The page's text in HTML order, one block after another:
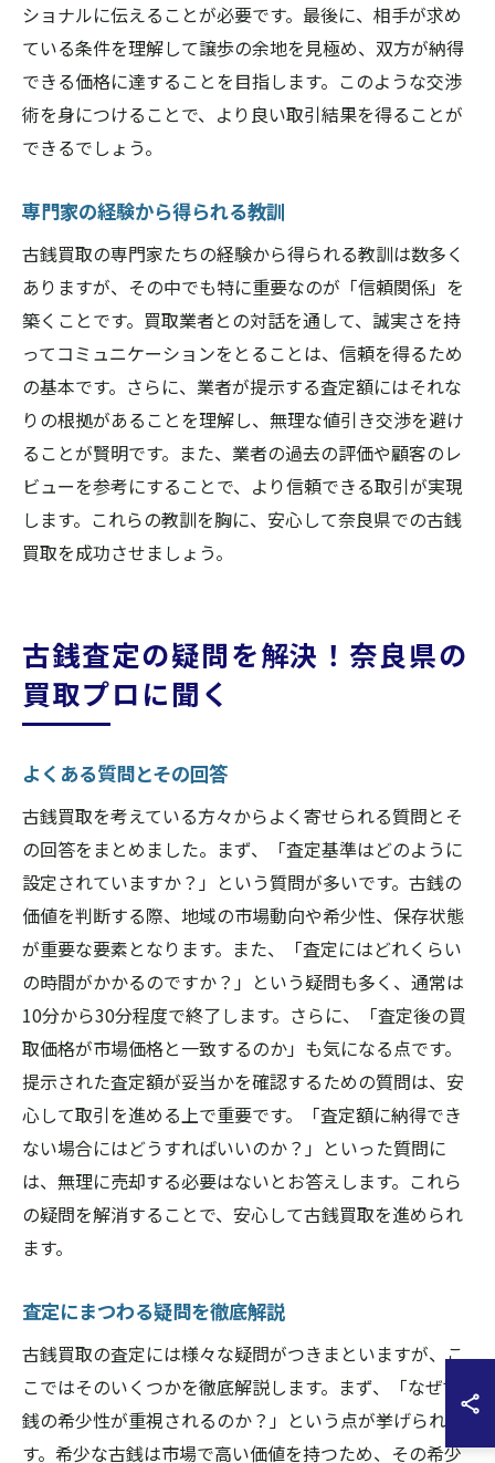
ショナルに伝えることが必要です。最後に、相手が求め
ている条件を理解して譲歩の余地を見極め、双方が納得
できる価格に達することを目指します。このような交渉
術を身につけることで、より良い取引結果を得ることが
できるでしょう。
専門家の経験から得られる教訓
古銭買取の専門家たちの経験から得られる教訓は数多く
ありますが、その中でも特に重要なのが「信頼関係」を
築くことです。買取業者との対話を通して、誠実さを持
ってコミュニケーションをとることは、信頼を得るため
の基本です。さらに、業者が提示する査定額にはそれな
りの根拠があることを理解し、無理な値引き交渉を避け
ることが賢明です。また、業者の過去の評価や顧客のレ
ビューを参考にすることで、より信頼できる取引が実現
します。これらの教訓を胸に、安心して奈良県での古銭
買取を成功させましょう。
古銭査定の疑問を解決！奈良県の
買取プロに聞く
よくある質問とその回答
古銭買取を考えている方々からよく寄せられる質問とそ
の回答をまとめました。まず、「査定基準はどのように
設定されていますか？」という質問が多いです。古銭の
価値を判断する際、地域の市場動向や希少性、保存状態
が重要な要素となります。また、「査定にはどれくらい
の時間がかかるのですか？」という疑問も多く、通常は
10分から30分程度で終了します。さらに、「査定後の買
取価格が市場価格と一致するのか」も気になる点です。
提示された査定額が妥当かを確認するための質問は、安
心して取引を進める上で重要です。「査定額に納得でき
ない場合にはどうすればいいのか？」といった質問に
は、無理に売却する必要はないとお答えします。これら
の疑問を解消することで、安心して古銭買取を進められ
ます。
査定にまつわる疑問を徹底解説
古銭買取の査定には様々な疑問がつきまといますが、こ
こではそのいくつかを徹底解説します。まず、「なぜ古
銭の希少性が重視されるのか？」という点が挙げられま
す。希少な古銭は市場で高い価値を持つため、その希少